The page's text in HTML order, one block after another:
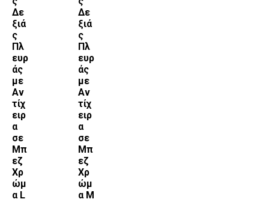
Δε
ξιά
ς
Πλ
ευρ
άς
με
Αν
τίχ
ειρ
α
σε
Μπ
εζ
Χρ
ώμ
α L
Δε
ξιά
ς
Πλ
ευρ
άς
με
Αν
τίχ
ειρ
α
σε
Μπ
εζ
Χρ
ώμ
α Μ